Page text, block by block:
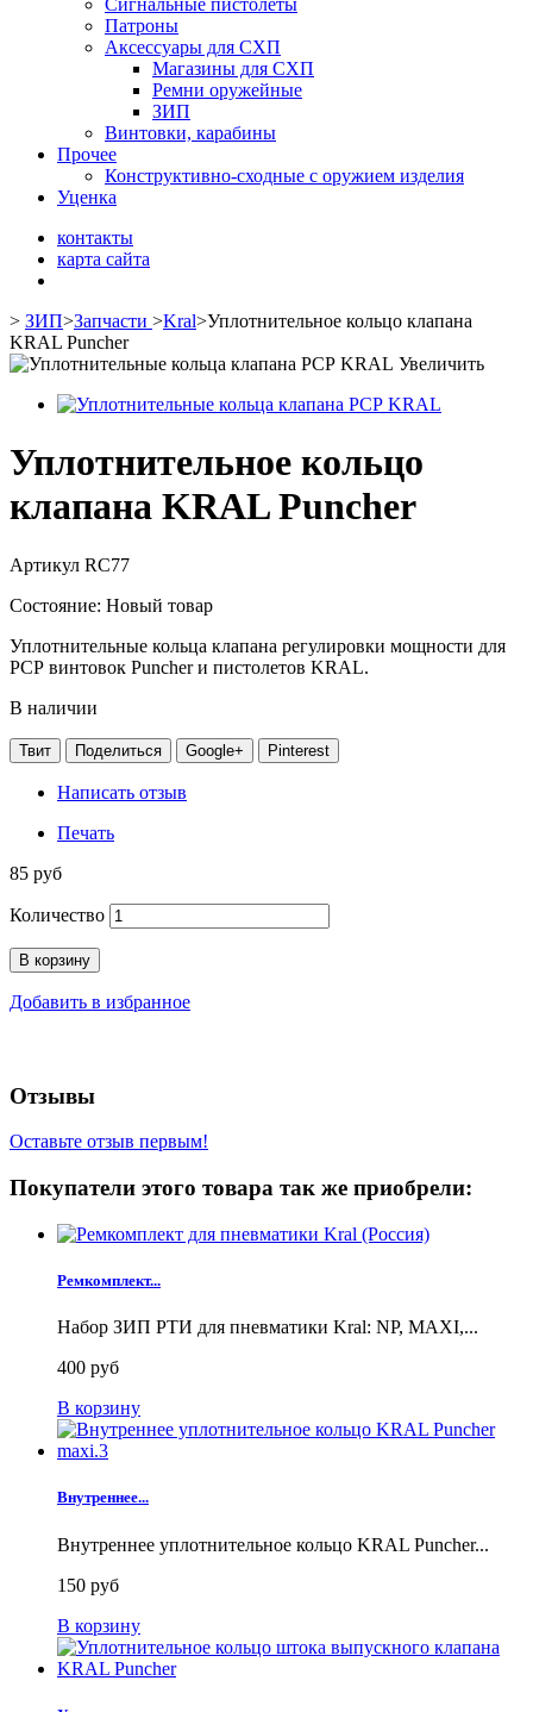
Сигнальные пистолеты
Патроны
Аксессуары для СХП
Магазины для СХП
Ремни оружейные
ЗИП
Винтовки, карабины
Прочее
Конструктивно-сходные с оружием изделия
Уценка
контакты
карта сайта
> ЗИП>Запчасти >Kral>Уплотнительное кольцо клапана
KRAL Puncher
Увеличить
Уплотнительное кольцо
клапана KRAL Puncher
Артикул RC77
Состояние: Новый товар
Уплотнительные кольца клапана регулировки мощности для
РСР винтовок Puncher и пистолетов KRAL.
В наличии
Твит Поделиться Google+ Pinterest
Написать отзыв
Печать
85 руб
Количество
В корзину
Добавить в избранное
Отзывы
Оставьте отзыв первым!
Покупатели этого товара так же приобрели:
Ремкомплект...
Набор ЗИП РТИ для пневматики Kral: NP, MAXI,...
400 руб
В корзину
Внутреннее...
Внутреннее уплотнительное кольцо KRAL Puncher...
150 руб
В корзину